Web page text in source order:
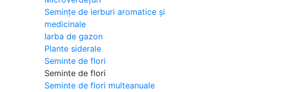
Semințe de ierburi aromatice și
medicinale
Iarba de gazon
Plante siderale
Seminte de flori
Seminte de flori
Seminte de flori multeanuale